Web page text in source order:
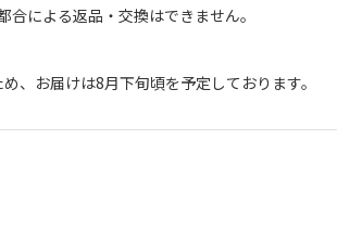
合による返品・交換はできません｡
、お届けは8月下旬頃を予定しております。